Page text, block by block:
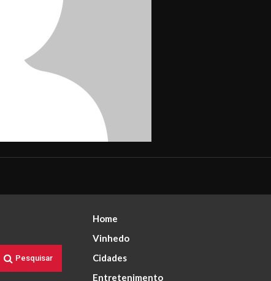
Pesquisar
Home
Vinhedo
Cidades
Entretenimento